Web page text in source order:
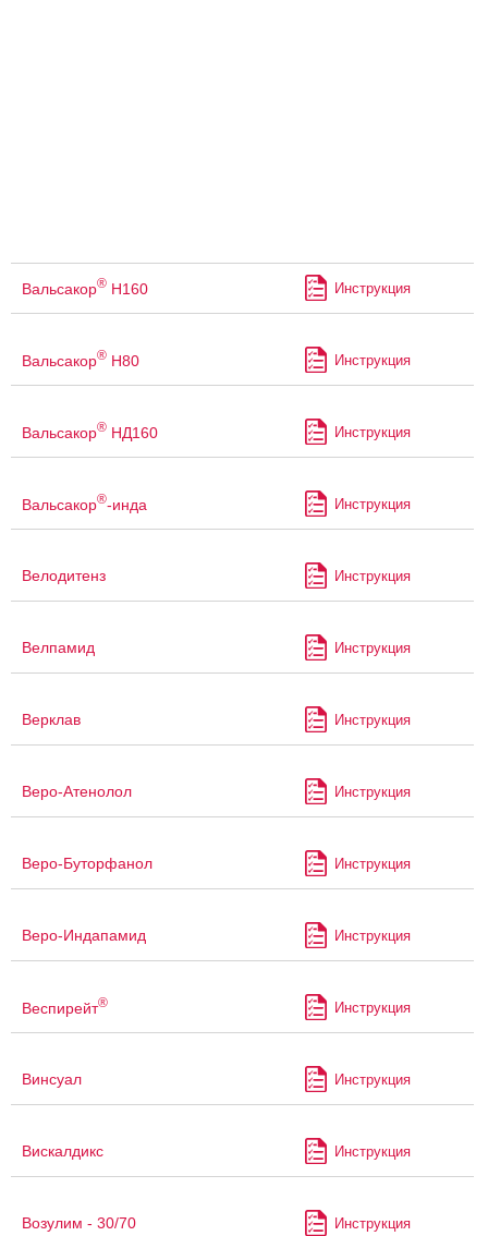
Вальсакор® Н160 Инструкция
Вальсакор® Н80 Инструкция
Вальсакор® НД160 Инструкция
Вальсакор®-инда Инструкция
Велодитенз Инструкция
Велпамид Инструкция
Верклав Инструкция
Веро-Атенолол Инструкция
Веро-Буторфанол Инструкция
Веро-Индапамид Инструкция
Веспирейт® Инструкция
Винсуал Инструкция
Вискалдикс Инструкция
Возулим - 30/70 Инструкция